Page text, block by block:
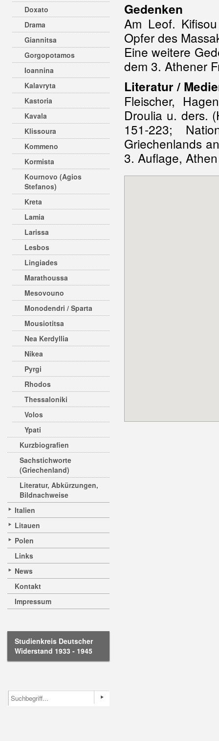
Doxato
Drama
Giannitsa
Gorgopotamos
Ioannina
Kalavryta
Kastoria
Kavala
Klissoura
Kommeno
Kormista
Kournovo (Agios
Stefanos)
Kreta
Lamia
Larissa
Lesbos
Lingiades
Marathoussa
Mesovouno
Monodendri / Sparta
Mousiotitsa
Nea Kerdyllia
Nikea
Pyrgi
Rhodos
Thessaloniki
Volos
Ypati
Kurzbiografien
Sachstichworte
(Griechenland)
Literatur, Abkürzungen,
Bildnachweise
Italien
Litauen
Polen
Links
News
Kontakt
Impressum
Studienkreis Deutscher
Widerstand 1933 - 1945
Gedenken
Am Leof.
Opfer des
Eine weitere
dem 3. Athener
Literatur /
Fleischer,
Droulia u. ders.
151-223;
Griechenlands
3. Auflage,